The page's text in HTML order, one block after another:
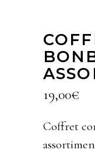
19,00€
Coffret